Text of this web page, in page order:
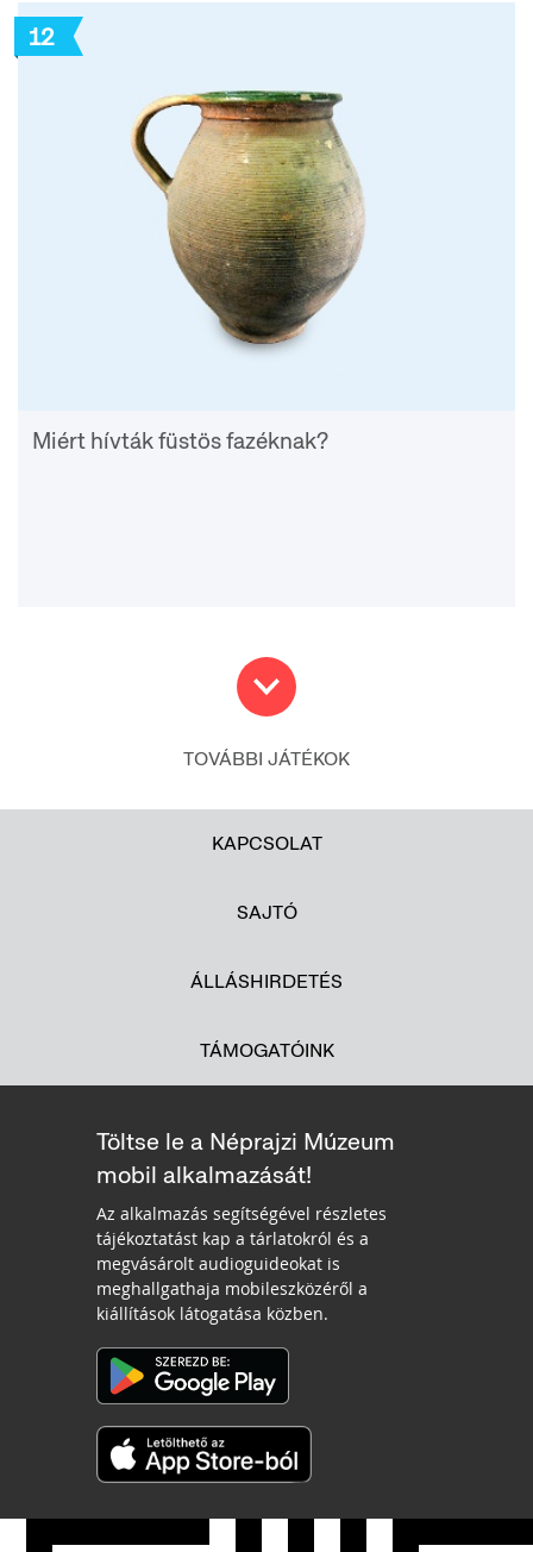
12
Miért hívták füstös fazéknak?
TOVÁBBI JÁTÉKOK
KAPCSOLAT
SAJTÓ
ÁLLÁSHIRDETÉS
TÁMOGATÓINK
Töltse le a Néprajzi Múzeum
mobil alkalmazását!
Az alkalmazás segítségével részletes
tájékoztatást kap a tárlatokról és a
megvásárolt audioguideokat is
meghallgathaja mobileszközéről a
kiállítások látogatása közben.